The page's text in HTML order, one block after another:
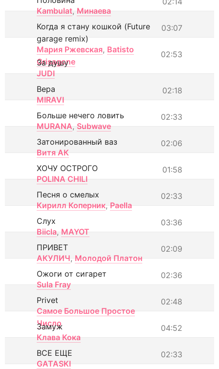
Kambulat, Минаева
03:07
Когда я стану кошкой (Future
garage remix)
Мария Ржевская, Batisto
Grisagone
02:53
За душу
JUDI
02:18
Вера
MIRAVI
02:33
Больше нечего ловить
MURANA, Subwave
02:06
Затонированный ваз
Витя АК
01:58
ХОЧУ ОСТРОГО
POLINA CHILI
02:33
Песня о смелых
Кирилл Коперник, Paella
03:36
Слух
Biicla, MAYOT
02:09
ПРИВЕТ
АКУЛИЧ, Молодой Платон
02:36
Ожоги от сигарет
Sula Fray
02:48
Privet
Самое Большое Простое
Число
04:52
Замуж
Клава Кока
02:33
ВСЕ ЕЩЕ
GATASKI